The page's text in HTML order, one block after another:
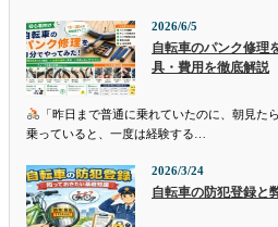
2026/6/5
自転車のパンク修理
具・費用を徹底解説
「昨日まで普通に乗れていたのに、朝見
乗っていると、一度は経験する…
2026/3/24
自転車の防犯登録と